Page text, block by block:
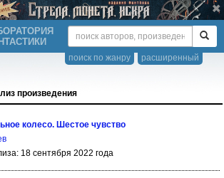
расширенный
поиск по жанру
произведения
колесо. Шестое чувство
18 сентября 2022 года